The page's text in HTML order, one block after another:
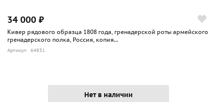
34 000 ₽
Кивер рядового образца 1808 года, гренадерской роты армейского
гренадерского полка, Россия, копия...
Артикул: 64831
Нет в наличии